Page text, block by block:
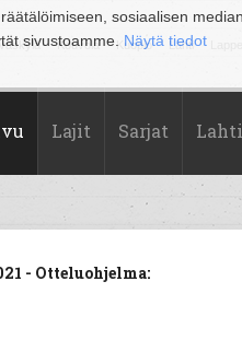
sosiaalisen
sivustoamme. Näytä tiedot
Kouvola Kuopio Lahti
Lajit Sarjat Lahti
- Otteluohjelma: